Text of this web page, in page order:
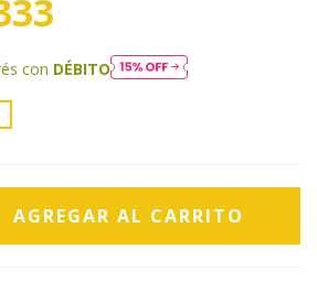
con DÉBITO